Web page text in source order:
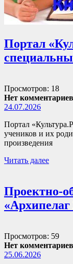
Портал
Просмотров: 18
Нет комментариев
24.07.2026
Портал
учеников и их
произведения
Читать далее
Проектно-
«Архипелаг
Просмотров: 59
Нет комментариев
25.06.2026